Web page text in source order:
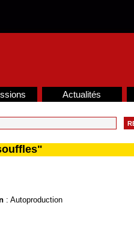
Actualités
: Autoproduction